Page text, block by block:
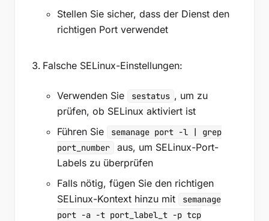
Stellen Sie sicher, dass der Dienst den
richtigen Port verwendet
Falsche SELinux-Einstellungen:
Verwenden Sie sestatus , um zu
prüfen, ob SELinux aktiviert ist
Führen Sie
semanage port -l | grep
port_number
aus, um SELinux-Port-
Labels zu überprüfen
Falls nötig, fügen Sie den richtigen
SELinux-Kontext hinzu mit
semanage
port -a -t port_label_t -p tcp